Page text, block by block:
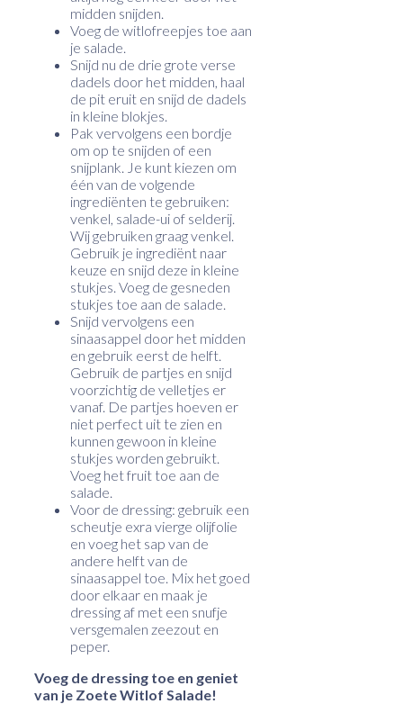
midden snijden.
Voeg de witlofreepjes toe aan
je salade.
Snijd nu de drie grote verse
dadels door het midden, haal
de pit eruit en snijd de dadels
in kleine blokjes.
Pak vervolgens een bordje
om op te snijden of een
snijplank. Je kunt kiezen om
één van de volgende
ingrediënten te gebruiken:
venkel, salade-ui of selderij.
Wij gebruiken graag venkel.
Gebruik je ingrediënt naar
keuze en snijd deze in kleine
stukjes. Voeg de gesneden
stukjes toe aan de salade.
Snijd vervolgens een
sinaasappel door het midden
en gebruik eerst de helft.
Gebruik de partjes en snijd
voorzichtig de velletjes er
vanaf. De partjes hoeven er
niet perfect uit te zien en
kunnen gewoon in kleine
stukjes worden gebruikt.
Voeg het fruit toe aan de
salade.
Voor de dressing: gebruik een
scheutje exra vierge olijfolie
en voeg het sap van de
andere helft van de
sinaasappel toe. Mix het goed
door elkaar en maak je
dressing af met een snufje
versgemalen zeezout en
peper.
Voeg de dressing toe en geniet
van je Zoete Witlof Salade!